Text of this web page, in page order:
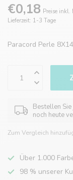
€0,18 Preise inkl.
Lieferzeit: 1-3 Tage
Paracord Perle
Bestellen Sie
noch heute
Zum Vergleich
Über 1.000
98 % unserer